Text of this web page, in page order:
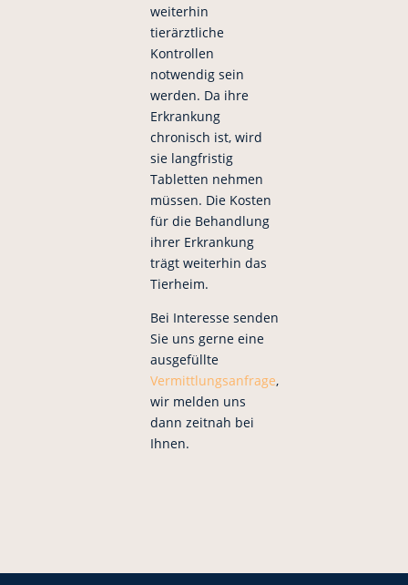
weiterhin
tierärztliche
Kontrollen
notwendig sein
werden. Da ihre
Erkrankung
chronisch ist, wird
sie langfristig
Tabletten nehmen
müssen. Die Kosten
für die Behandlung
ihrer Erkrankung
trägt weiterhin das
Tierheim.
Bei Interesse senden
Sie uns gerne eine
ausgefüllte
Vermittlungsanfrage,
wir melden uns
dann zeitnah bei
Ihnen.